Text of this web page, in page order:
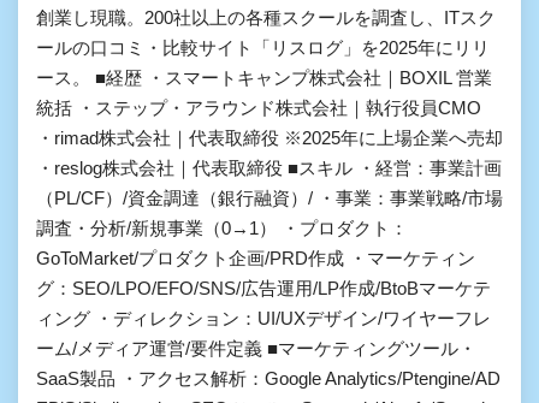
創業し現職。200社以上の各種スクールを調査し、ITスク
ールの口コミ・比較サイト「リスログ」を2025年にリリ
ース。 ■経歴 ・スマートキャンプ株式会社｜BOXIL 営業
統括 ・ステップ・アラウンド株式会社｜執行役員CMO
・rimad株式会社｜代表取締役 ※2025年に上場企業へ売却
・reslog株式会社｜代表取締役 ■スキル ・経営：事業計画
（PL/CF）/資金調達（銀行融資）/ ・事業：事業戦略/市場
調査・分析/新規事業（0→1） ・プロダクト：
GoToMarket/プロダクト企画/PRD作成 ・マーケティン
グ：SEO/LPO/EFO/SNS/広告運用/LP作成/BtoBマーケテ
ィング ・ディレクション：UI/UXデザイン/ワイヤーフレ
ーム/メディア運営/要件定義 ■マーケティングツール・
SaaS製品 ・アクセス解析：Google Analytics/Ptengine/AD